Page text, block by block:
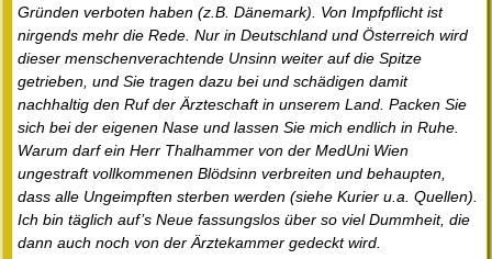
Gründen verboten haben (z.B. Dänemark). Von Impfpflicht ist
nirgends mehr die Rede. Nur in Deutschland und Österreich wird
dieser menschenverachtende Unsinn weiter auf die Spitze
getrieben, und Sie tragen dazu bei und schädigen damit
nachhaltig den Ruf der Ärzteschaft in unserem Land. Packen Sie
sich bei der eigenen Nase und lassen Sie mich endlich in Ruhe.
Warum darf ein Herr Thalhammer von der MedUni Wien
ungestraft vollkommenen Blödsinn verbreiten und behaupten,
dass alle Ungeimpften sterben werden (siehe Kurier u.a. Quellen).
Ich bin täglich auf’s Neue fassungslos über so viel Dummheit, die
dann auch noch von der Ärztekammer gedeckt wird.